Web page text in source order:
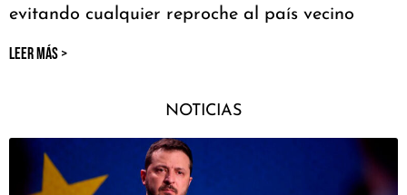
evitando cualquier reproche al país vecino
LEER MÁS >
NOTICIAS